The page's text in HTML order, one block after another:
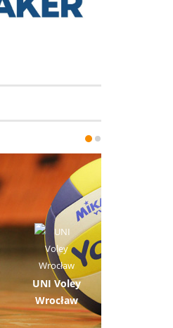
UNI Voley
Wrocław